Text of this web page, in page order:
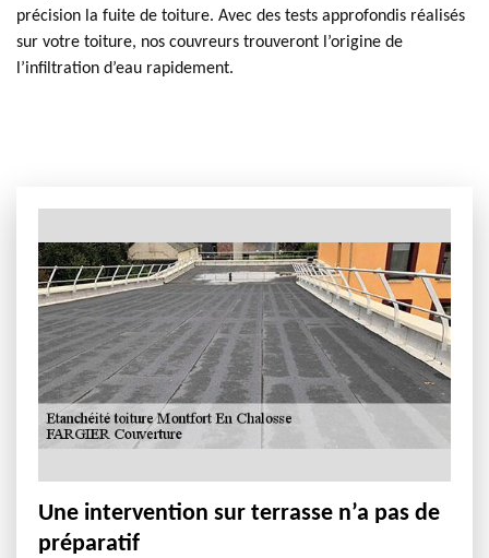
précision la fuite de toiture. Avec des tests approfondis réalisés
sur votre toiture, nos couvreurs trouveront l’origine de
l’infiltration d’eau rapidement.
Une intervention sur terrasse n’a pas de
préparatif